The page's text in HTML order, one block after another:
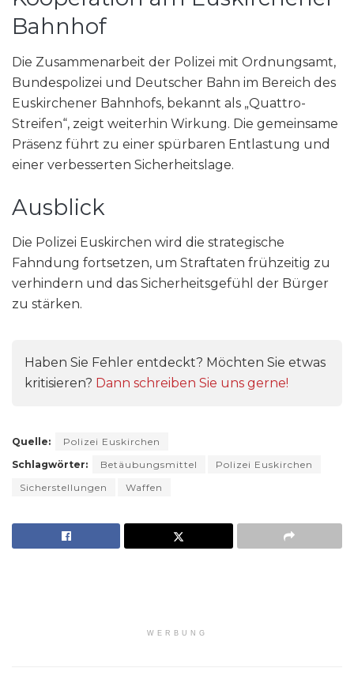
Bahnhof
Die Zusammenarbeit der Polizei mit Ordnungsamt,
Bundespolizei und Deutscher Bahn im Bereich des
Euskirchener Bahnhofs, bekannt als „Quattro-
Streifen“, zeigt weiterhin Wirkung. Die gemeinsame
Präsenz führt zu einer spürbaren Entlastung und
einer verbesserten Sicherheitslage.
Ausblick
Die Polizei Euskirchen wird die strategische
Fahndung fortsetzen, um Straftaten frühzeitig zu
verhindern und das Sicherheitsgefühl der Bürger
zu stärken.
Haben Sie Fehler entdeckt? Möchten Sie etwas
kritisieren? Dann schreiben Sie uns gerne!
Quelle:
Polizei Euskirchen
Schlagwörter:
Betäubungsmittel
Polizei Euskirchen
Sicherstellungen
Waffen
WERBUNG